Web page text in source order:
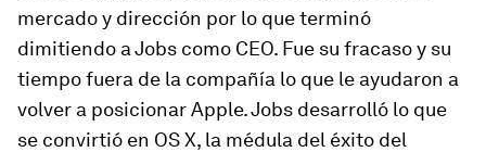
mercado y dirección por lo que terminó
dimitiendo a Jobs como CEO. Fue su fracaso y su
tiempo fuera de la compañía lo que le ayudaron a
volver a posicionar Apple. Jobs desarrolló lo que
se convirtió en OS X, la médula del éxito del